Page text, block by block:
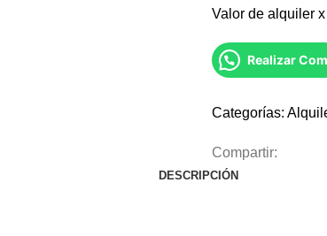
Valor de alquiler
Realizar
Categorías:
Compartir:
DESCRIPCIÓN